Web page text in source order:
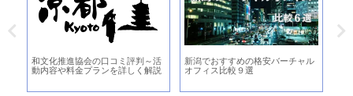
和文化推進協会の口コミ評判～活
動内容や料金プランを詳しく解説
新潟でおすすめの格安バーチャル
オフィス比較９選